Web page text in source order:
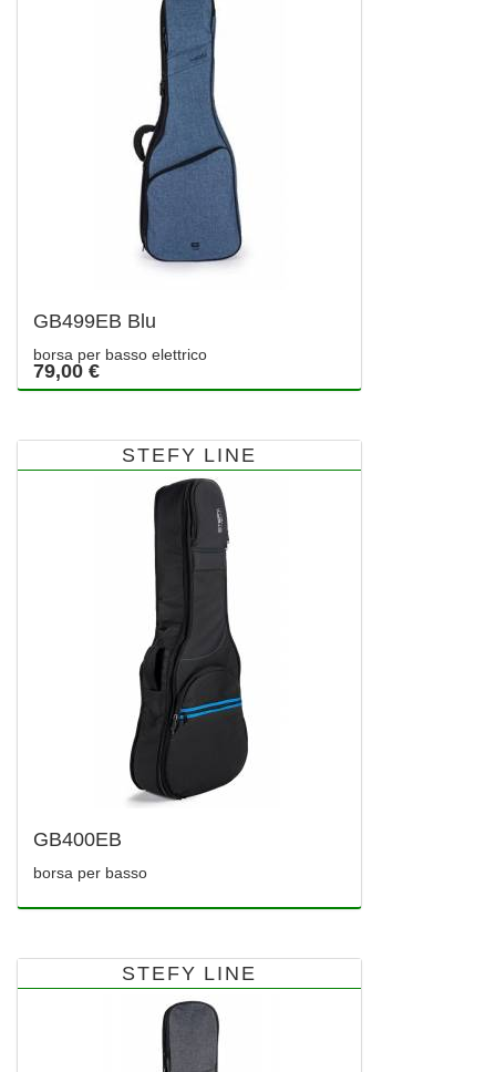
GB499EB Blu
borsa per basso elettrico
79,00 €
STEFY LINE
GB400EB
borsa per basso
STEFY LINE